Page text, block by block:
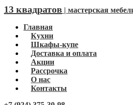
13 квадратов | мастерская
Главная
Кухни
Шкафы-купе
Доставка и оплата
Акции
Рассрочка
О нас
Контакты